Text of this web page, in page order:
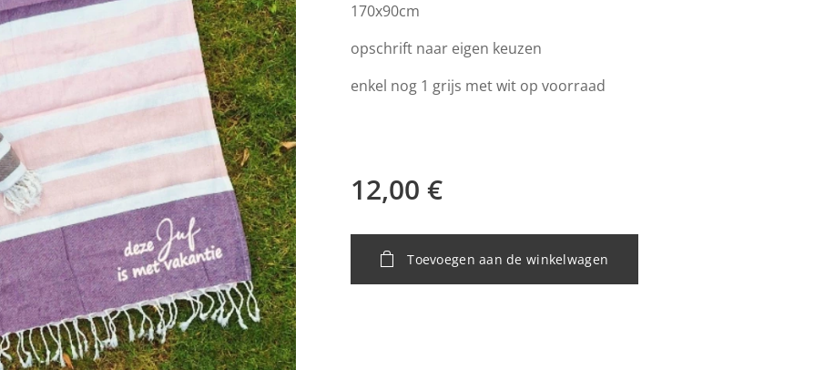
170x90cm
opschrift naar eigen keuzen
enkel nog 1 grijs met wit op voorraad
12,00 €
Toevoegen aan de winkelwagen